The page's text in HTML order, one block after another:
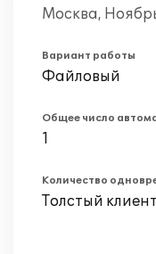
Москва,
Вариант работы
Файловый
Общее число
1
Количество
Толстый